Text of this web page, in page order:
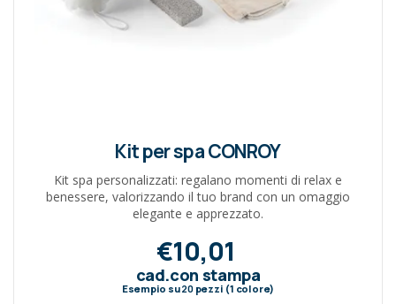
Kit per spa CONROY
Kit spa personalizzati: regalano momenti di relax e
benessere, valorizzando il tuo brand con un omaggio
elegante e apprezzato.
€10,01
cad.con stampa
Esempio su20pezzi (1 colore)